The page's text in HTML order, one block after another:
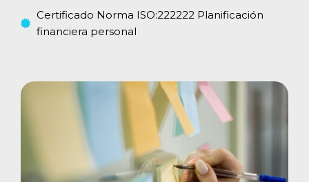
Certificado Norma ISO:222222 Planificación
financiera personal